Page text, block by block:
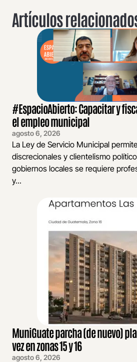
Artículos
#EspacioAbierto: Capacitar y
el empleo municipal
agosto 6, 2026
La Ley de Servicio Municipal
discrecionales y clientelismo
gobiernos locales se requiere
y...
MuniGuate parcha (de nuevo)
vez en zonas 15 y 16
agosto 6, 2026